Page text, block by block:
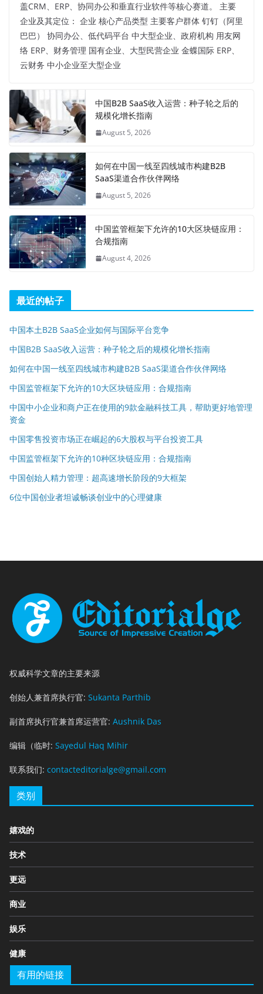
盖CRM、ERP、协同办公和垂直行业软件等核心赛道。 主要
企业及其定位： 企业 核心产品类型 主要客户群体 钉钉（阿里
巴巴） 协同办公、低代码平台 中大型企业、政府机构 用友网
络 ERP、财务管理 国有企业、大型民营企业 金蝶国际 ERP、
云财务 中小企业至大型企业
中国B2B SaaS收入运营：种子轮之后的
规模化增长指南
August 5, 2026
如何在中国一线至四线城市构建B2B
SaaS渠道合作伙伴网络
August 5, 2026
中国监管框架下允许的10大区块链应用：
合规指南
August 4, 2026
最近的帖子
中国本土B2B SaaS企业如何与国际平台竞争
中国B2B SaaS收入运营：种子轮之后的规模化增长指南
如何在中国一线至四线城市构建B2B SaaS渠道合作伙伴网络
中国监管框架下允许的10大区块链应用：合规指南
中国中小企业和商户正在使用的9款金融科技工具，帮助更好地管理
资金
中国零售投资市场正在崛起的6大股权与平台投资工具
中国监管框架下允许的10种区块链应用：合规指南
中国创始人精力管理：超高速增长阶段的9大框架
6位中国创业者坦诚畅谈创业中的心理健康
权威科学文章的主要来源
创始人兼首席执行官: Sukanta Parthib
副首席执行官兼首席运营官: Aushnik Das
编辑（临时: Sayedul Haq Mihir
联系我们: contacteditorialge@gmail.com
类别
嬉戏的
技术
更远
商业
娱乐
健康
有用的链接